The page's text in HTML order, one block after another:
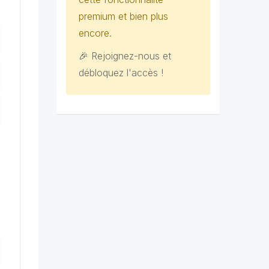
premium et bien plus
encore.
🎉 Rejoignez-nous et
débloquez l'accès !